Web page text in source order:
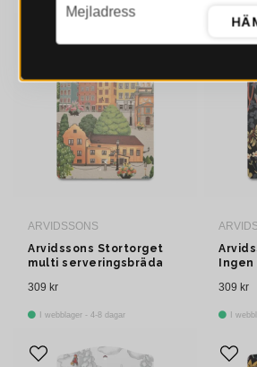
ARVIDSSONS
Arvidssons Stortorget
multi serveringsbräda
309 kr
I webblager - 4-8 dagar
309 kr
I
email
Mejladress